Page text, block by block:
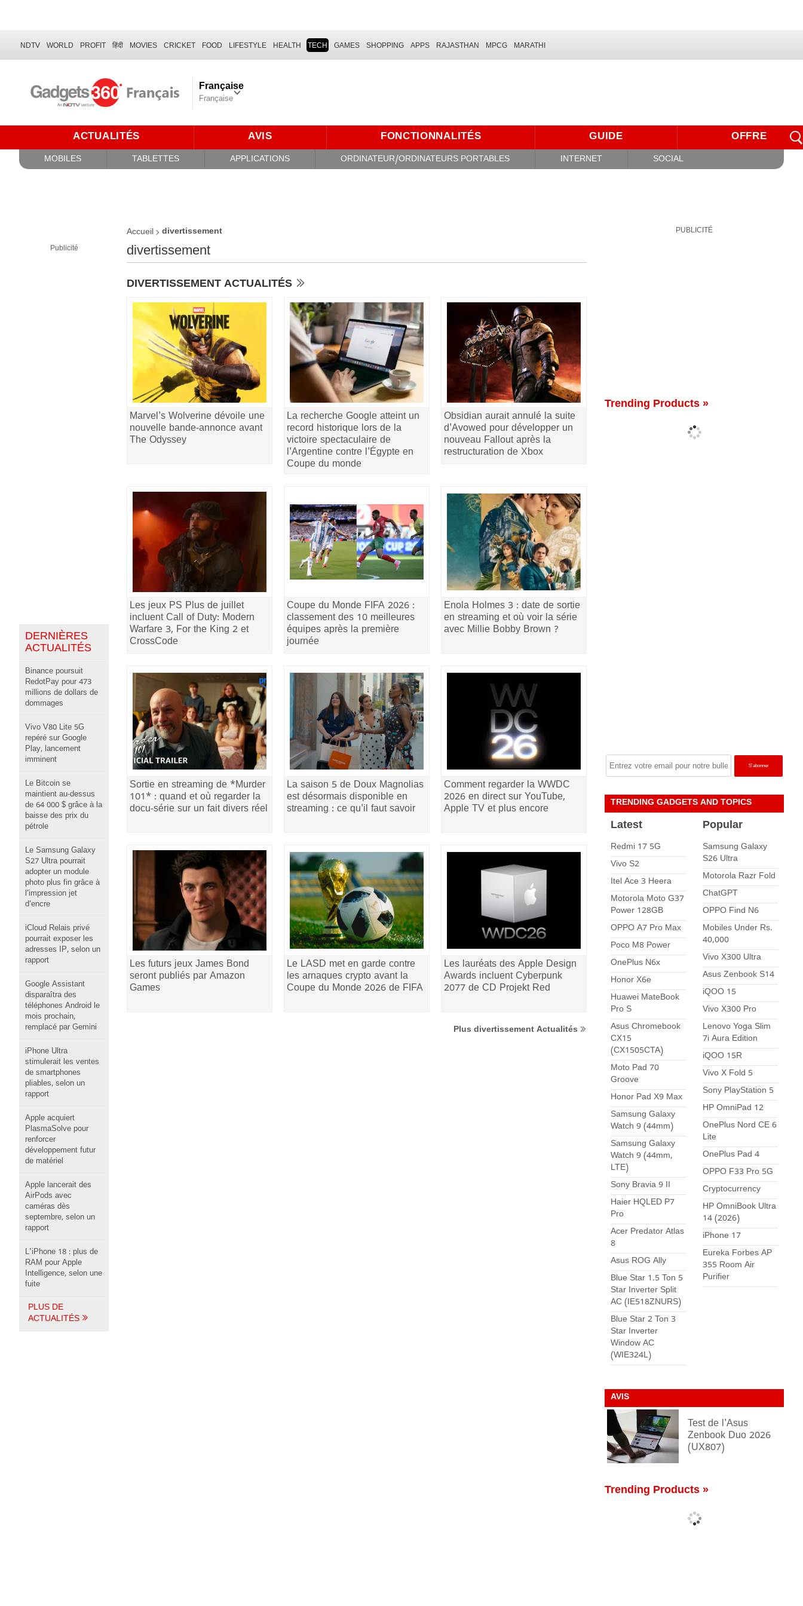
NDTV WORLD PROFIT हिंदी MOVIES CRICKET FOOD LIFESTYLE HEALTH TECH GAMES SHOPPING APPS RAJASTHAN MPCG MARATHI
Française
Française
ACTUALITÉS AVIS FONCTIONNALITÉS GUIDE OFFRE
MOBILES TABLETTES APPLICATIONS ORDINATEUR/ORDINATEURS PORTABLES INTERNET SOCIAL
Accueil divertissement
divertissement
DIVERTISSEMENT ACTUALITÉS
Marvel's Wolverine dévoile une
nouvelle bande-annonce avant
The Odyssey
La recherche Google atteint un
record historique lors de la
victoire spectaculaire de
l'Argentine contre l'Égypte en
Coupe du monde
Obsidian aurait annulé la suite
d'Avowed pour développer un
nouveau Fallout après la
restructuration de Xbox
Les jeux PS Plus de juillet
incluent Call of Duty: Modern
Warfare 3, For the King 2 et
CrossCode
Coupe du Monde FIFA 2026 :
classement des 10 meilleures
équipes après la première
journée
Enola Holmes 3 : date de sortie
en streaming et où voir la série
avec Millie Bobby Brown ?
Sortie en streaming de *Murder
101* : quand et où regarder la
docu-série sur un fait divers réel
La saison 5 de Doux Magnolias
est désormais disponible en
streaming : ce qu'il faut savoir
Comment regarder la WWDC
2026 en direct sur YouTube,
Apple TV et plus encore
Les futurs jeux James Bond
seront publiés par Amazon
Games
Le LASD met en garde contre
les arnaques crypto avant la
Coupe du Monde 2026 de FIFA
Les lauréats des Apple Design
Awards incluent Cyberpunk
2077 de CD Projekt Red
Plus divertissement Actualités
PUBLICITÉ
Trending Products »
TRENDING GADGETS AND TOPICS
Latest
Redmi 17 5G
Vivo S2
Itel Ace 3 Heera
Motorola Moto G37
Power 128GB
OPPO A7 Pro Max
Poco M8 Power
OnePlus N6x
Honor X6e
Huawei MateBook
Pro S
Asus Chromebook
CX15
(CX1505CTA)
Moto Pad 70
Groove
Honor Pad X9 Max
Samsung Galaxy
Watch 9 (44mm)
Samsung Galaxy
Watch 9 (44mm,
LTE)
Sony Bravia 9 II
Haier HQLED P7
Pro
Acer Predator Atlas
8
Asus ROG Ally
Blue Star 1.5 Ton 5
Star Inverter Split
AC (IE518ZNURS)
Blue Star 2 Ton 3
Star Inverter
Window AC
(WIE324L)
Popular
Samsung Galaxy
S26 Ultra
Motorola Razr Fold
ChatGPT
OPPO Find N6
Mobiles Under Rs.
40,000
Vivo X300 Ultra
Asus Zenbook S14
iQOO 15
Vivo X300 Pro
Lenovo Yoga Slim
7i Aura Edition
iQOO 15R
Vivo X Fold 5
Sony PlayStation 5
HP OmniPad 12
OnePlus Nord CE 6
Lite
OnePlus Pad 4
OPPO F33 Pro 5G
Cryptocurrency
HP OmniBook Ultra
14 (2026)
iPhone 17
Eureka Forbes AP
355 Room Air
Purifier
AVIS
Test de l'Asus
Zenbook Duo 2026
(UX807)
Trending Products »
Publicité
DERNIÈRES
ACTUALITÉS
Binance poursuit
RedotPay pour 473
millions de dollars de
dommages
Vivo V80 Lite 5G
repéré sur Google
Play, lancement
imminent
Le Bitcoin se
maintient au-dessus
de 64 000 $ grâce à la
baisse des prix du
pétrole
Le Samsung Galaxy
S27 Ultra pourrait
adopter un module
photo plus fin grâce à
l’impression jet
d’encre
iCloud Relais privé
pourrait exposer les
adresses IP, selon un
rapport
Google Assistant
disparaîtra des
téléphones Android le
mois prochain,
remplacé par Gemini
iPhone Ultra
stimulerait les ventes
de smartphones
pliables, selon un
rapport
Apple acquiert
PlasmaSolve pour
renforcer
développement futur
de matériel
Apple lancerait des
AirPods avec
caméras dès
septembre, selon un
rapport
L'iPhone 18 : plus de
RAM pour Apple
Intelligence, selon une
fuite
PLUS DE
ACTUALITÉS